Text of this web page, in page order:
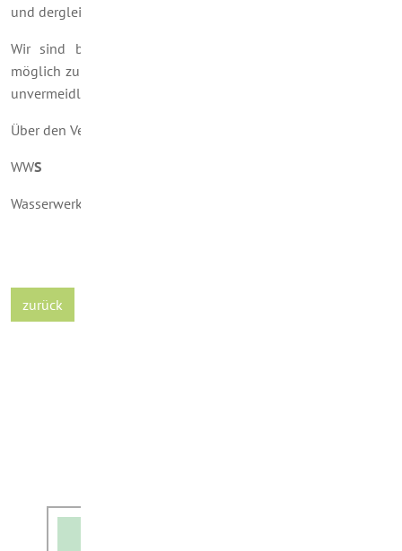
und dergleichen verbunden.
Wir sind bemüht die Unannehmlichkeiten so gering wie
möglich zu halten und bitten die betroffenen Anlieger für die
unvermeidlichen Beeinträchtigungen um Verständnis.
Über den Verlauf der Arbeiten werden wir weiter informieren.
WWS
Wasserwerk Saarwellingen GmbH
zurück